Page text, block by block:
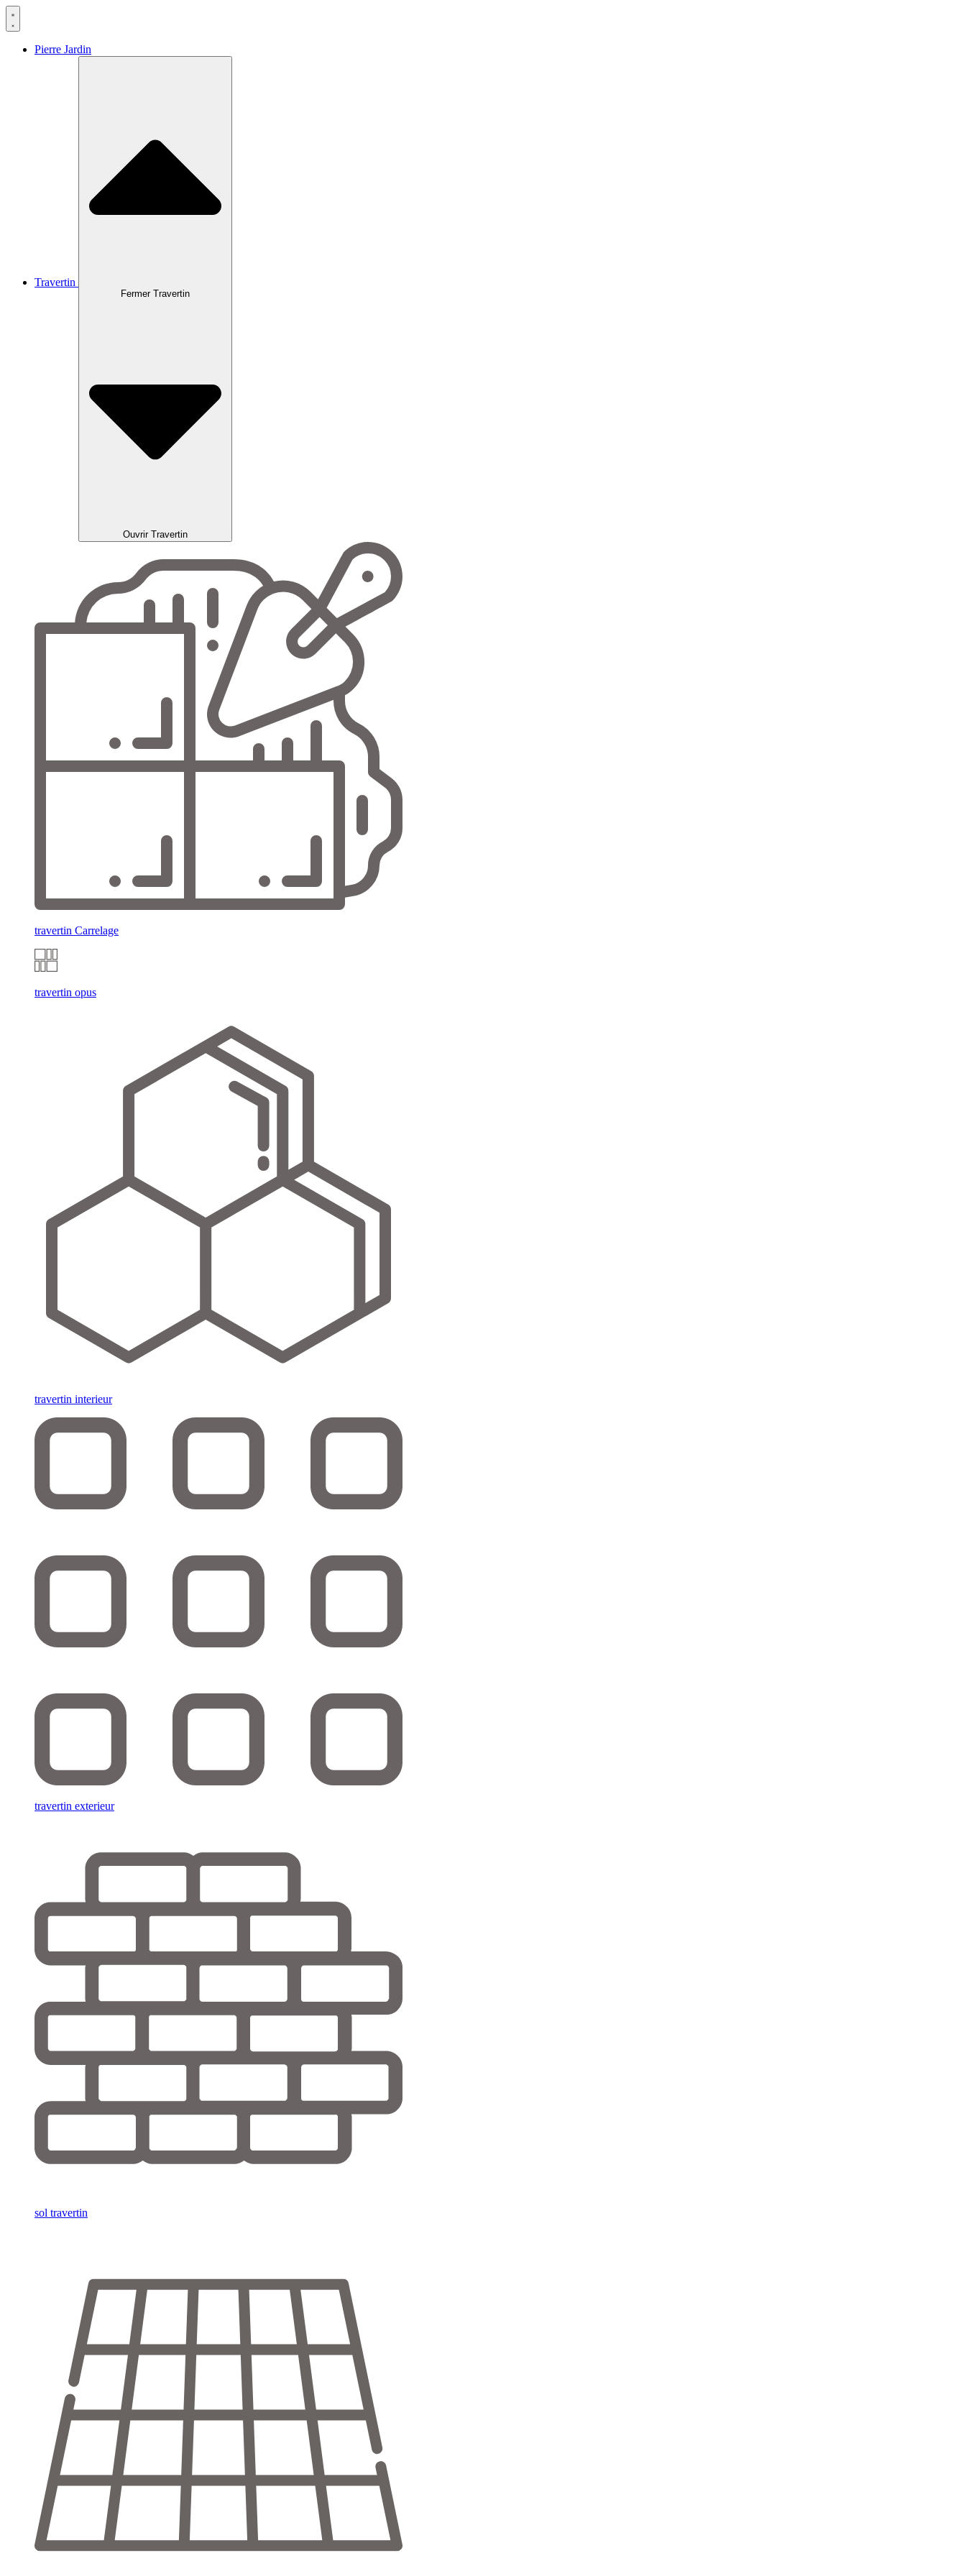
Aller
au
Pierre Jardin
Travertin
Fermer Travertin
Ouvrir Travertin
travertin Carrelage
travertin opus
travertin interieur
travertin exterieur
sol travertin